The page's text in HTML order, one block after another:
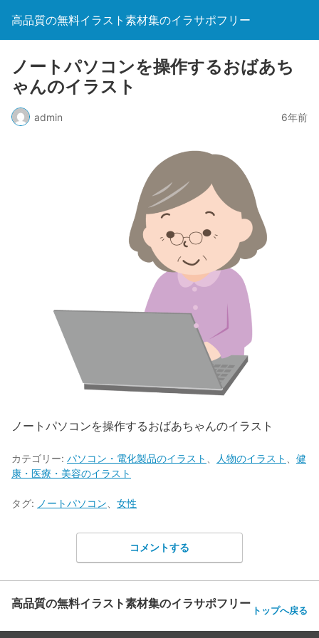
高品質の無料イラスト素材集のイラサポフリー
ノートパソコンを操作するおばあち
ゃんのイラスト
admin 6年前
ノートパソコンを操作するおばあちゃんのイラスト
カテゴリー: パソコン・電化製品のイラスト 人物のイラスト
健
康・医療・美容のイラスト
タグ: ノートパソコン 女性
コメントする
高品質の無料イラスト素材集のイラサポフリー トップへ戻る